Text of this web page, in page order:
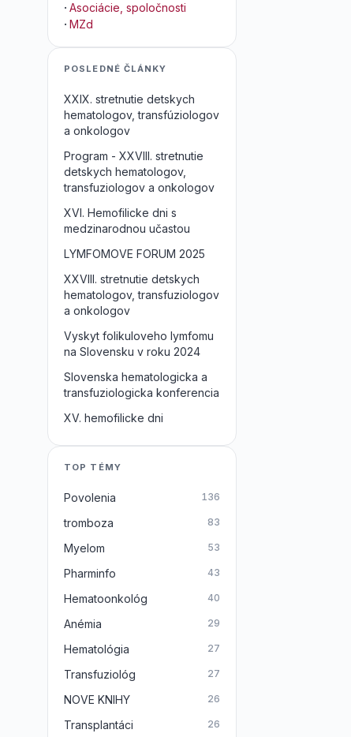
· Asociácie, spoločnosti
· MZd
POSLEDNÉ ČLÁNKY
XXIX. stretnutie detskych
hematologov, transfúziologov
a onkologov
Program - XXVIII. stretnutie
detskych hematologov,
transfuziologov a onkologov
XVI. Hemofilicke dni s
medzinarodnou učastou
LYMFOMOVE FORUM 2025
XXVIII. stretnutie detskych
hematologov, transfuziologov
a onkologov
Vyskyt folikuloveho lymfomu
na Slovensku v roku 2024
Slovenska hematologicka a
transfuziologicka konferencia
XV. hemofilicke dni
TOP TÉMY
Povolenia 136
tromboza 83
Myelom 53
Pharminfo 43
Hematoonkológ 40
Anémia 29
Hematológia 27
Transfuziológ 27
NOVE KNIHY 26
Transplantáci 26